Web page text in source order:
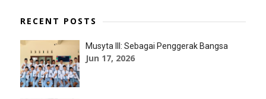
RECENT POSTS
Musyta III: Sebagai Penggerak Bangsa
Jun 17, 2026